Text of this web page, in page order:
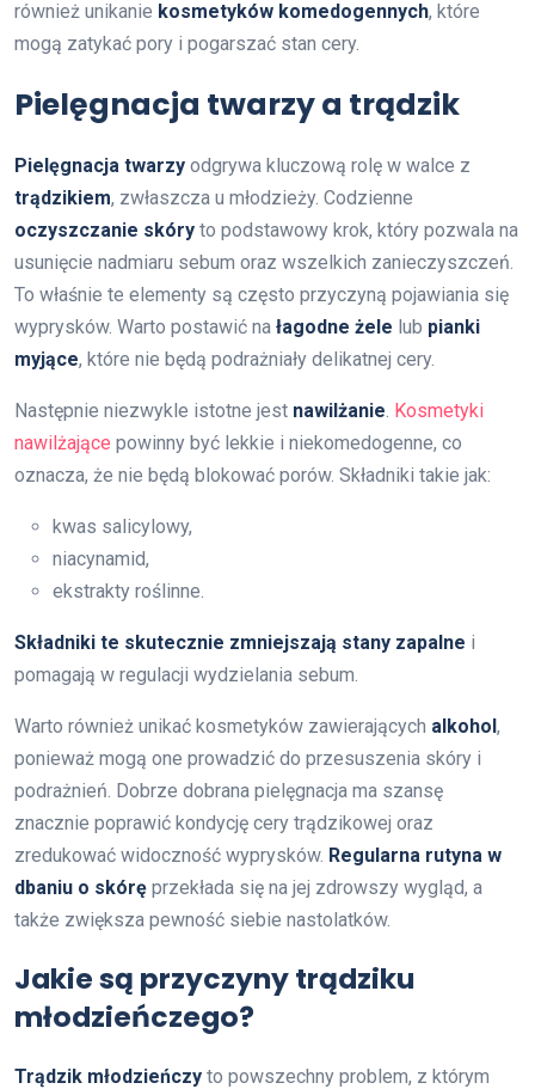
również unikanie kosmetyków komedogennych, które
mogą zatykać pory i pogarszać stan cery.
Pielęgnacja twarzy a trądzik
Pielęgnacja twarzy odgrywa kluczową rolę w walce z
trądzikiem, zwłaszcza u młodzieży. Codzienne
oczyszczanie skóry to podstawowy krok, który pozwala na
usunięcie nadmiaru sebum oraz wszelkich zanieczyszczeń.
To właśnie te elementy są często przyczyną pojawiania się
wyprysków. Warto postawić na łagodne żele lub pianki
myjące, które nie będą podrażniały delikatnej cery.
Następnie niezwykle istotne jest nawilżanie Kosmetyki
nawilżające powinny być lekkie i niekomedogenne, co
oznacza, że nie będą blokować porów. Składniki takie jak:
kwas salicylowy,
niacynamid,
ekstrakty roślinne.
Składniki te skutecznie zmniejszają stany zapalne i
pomagają w regulacji wydzielania sebum.
Warto również unikać kosmetyków zawierających alkohol,
ponieważ mogą one prowadzić do przesuszenia skóry i
podrażnień. Dobrze dobrana pielęgnacja ma szansę
znacznie poprawić kondycję cery trądzikowej oraz
zredukować widoczność wyprysków. Regularna rutyna w
dbaniu o skórę przekłada się na jej zdrowszy wygląd, a
także zwiększa pewność siebie nastolatków.
Jakie są przyczyny trądziku
młodzieńczego?
Trądzik młodzieńczy to powszechny problem, z którym